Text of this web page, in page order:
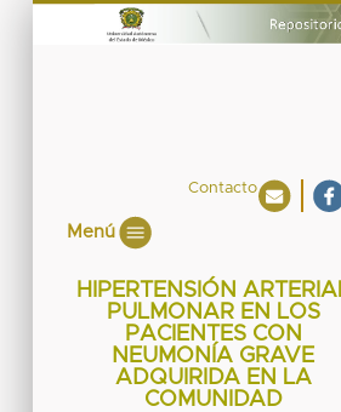
Contacto
Menú
HIPERTENSIÓN
PULMONAR EN LOS
PACIENTES CON
NEUMONÍA GRAVE
ADQUIRIDA EN LA
COMUNIDAD